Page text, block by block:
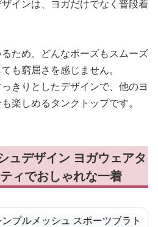
インは、ヨガだけでなく普段着
ため、どんなポーズもスムーズ
も窮屈さを感じません。
きりとしたデザインで、他のヨ
楽しめるタンクトップです。
ュデザイン ヨガウェアタ
ィでおしゃれな一着